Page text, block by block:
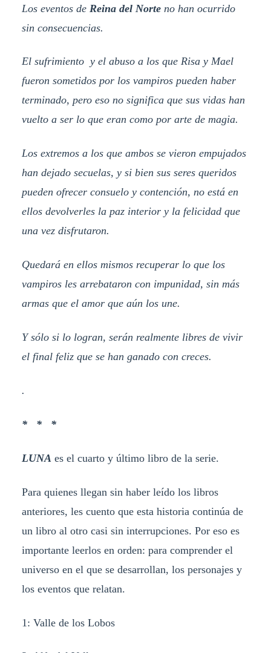
Los eventos de Reina del Norteno han ocurrido
sin consecuencias.
El sufrimiento y el abuso a los que Risa y Mael
fueron sometidos por los vampiros pueden haber
terminado, pero eso no significa que sus vidas han
vuelto a ser lo que eran como por arte de magia.
Los extremos a los que ambos se vieron empujados
han dejado secuelas, y si bien sus seres queridos
pueden ofrecer consuelo y contención, no está en
ellos devolverles la paz interior y la felicidad que
una vez disfrutaron.
Quedará en ellos mismos recuperar lo que los
vampiros les arrebataron con impunidad, sin más
armas que el amor que aún los une.
Y sólo si lo logran, serán realmente libres de vivir
el final feliz que se han ganado con creces.
.
* * *
LUNA es el cuarto y último libro de la serie.
Para quienes llegan sin haber leído los libros
anteriores, les cuento que esta historia continúa de
un libro al otro casi sin interrupciones. Por eso es
importante leerlos en orden: para comprender el
universo en el que se desarrollan, los personajes y
los eventos que relatan.
1: Valle de los Lobos